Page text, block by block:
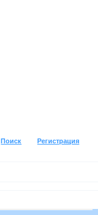
Поиск
Регистрация